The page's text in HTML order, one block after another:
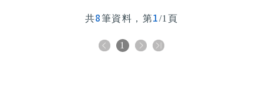
共8筆資料，第1/1頁
1